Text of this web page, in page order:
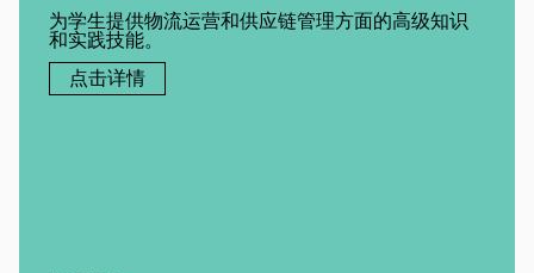
为学生提供物流运营和供应链管理方面的高级知识
和实践技能。
点击详情